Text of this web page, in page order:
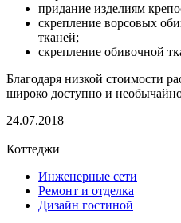
придание изделиям
скрепление ворсовых
тканей;
скрепление обивочной
Благодаря низкой стоимости
широко доступно и
24.07.2018
Коттеджи
Инженерные сети
Ремонт и отделка
Дизайн гостиной